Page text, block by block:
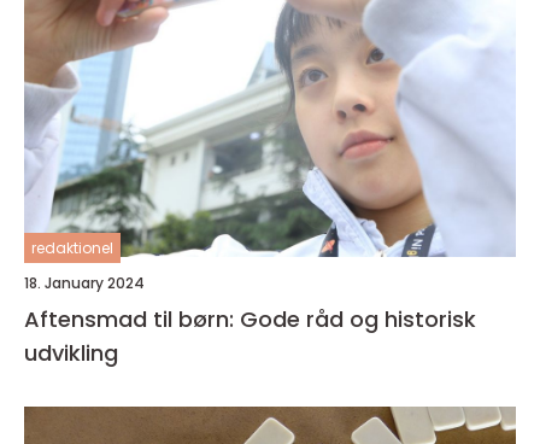
redaktionel
18. January 2024
Aftensmad til børn: Gode råd og historisk
udvikling